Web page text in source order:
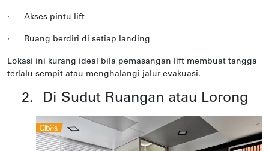
· Akses pintu lift
· Ruang berdiri di setiap landing
Lokasi ini kurang ideal bila pemasangan lift membuat tangga
terlalu sempit atau menghalangi jalur evakuasi.
2. Di Sudut Ruangan atau Lorong